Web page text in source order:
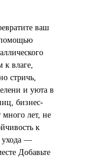
ваш
помощью
к влаге,
стричь,
и уюта в
бизнес-
много лет, не
к
ухода —
Добавьте